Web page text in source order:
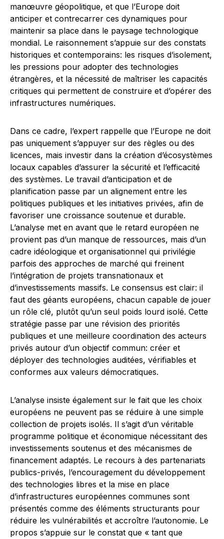
manœuvre géopolitique, et que l’Europe doit
anticiper et contrecarrer ces dynamiques pour
maintenir sa place dans le paysage technologique
mondial. Le raisonnement s’appuie sur des constats
historiques et contemporains: les risques d’isolement,
les pressions pour adopter des technologies
étrangères, et la nécessité de maîtriser les capacités
critiques qui permettent de construire et d’opérer des
infrastructures numériques.
Dans ce cadre, l’expert rappelle que l’Europe ne doit
pas uniquement s’appuyer sur des règles ou des
licences, mais investir dans la création d’écosystèmes
locaux capables d’assurer la sécurité et l’efficacité
des systèmes. Le travail d’anticipation et de
planification passe par un alignement entre les
politiques publiques et les initiatives privées, afin de
favoriser une croissance soutenue et durable.
L’analyse met en avant que le retard européen ne
provient pas d’un manque de ressources, mais d’un
cadre idéologique et organisationnel qui privilégie
parfois des approches de marché qui freinent
l’intégration de projets transnationaux et
d’investissements massifs. Le consensus est clair: il
faut des géants européens, chacun capable de jouer
un rôle clé, plutôt qu’un seul poids lourd isolé. Cette
stratégie passe par une révision des priorités
publiques et une meilleure coordination des acteurs
privés autour d’un objectif commun: créer et
déployer des technologies auditées, vérifiables et
conformes aux valeurs démocratiques.
L’analyse insiste également sur le fait que les choix
européens ne peuvent pas se réduire à une simple
collection de projets isolés. Il s’agit d’un véritable
programme politique et économique nécessitant des
investissements soutenus et des mécanismes de
financement adaptés. Le recours à des partenariats
publics-privés, l’encouragement du développement
des technologies libres et la mise en place
d’infrastructures européennes communes sont
présentés comme des éléments structurants pour
réduire les vulnérabilités et accroître l’autonomie. Le
propos s’appuie sur le constat que « tant que